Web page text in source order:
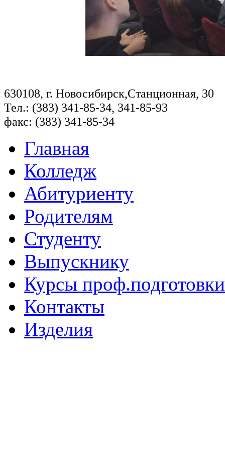
630108, г. Новосибирск,Станционная, 30
Тел.: (383) 341-85-34, 341-85-93
факс: (383) 341-85-34
Главная
Колледж
Абитуриенту
Родителям
Студенту
Выпускнику
Курсы проф.подготовки
Контакты
Изделия